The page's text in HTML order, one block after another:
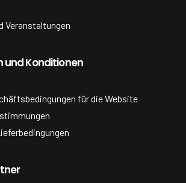
Veranstaltungen
und Konditionen
für die Website